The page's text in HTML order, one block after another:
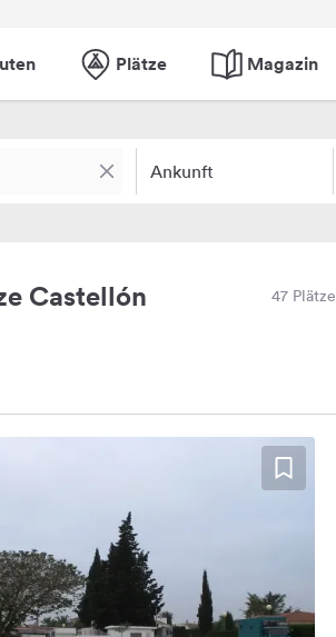
Plätze Magazin
Ankunft
Castellón 47 Plätze